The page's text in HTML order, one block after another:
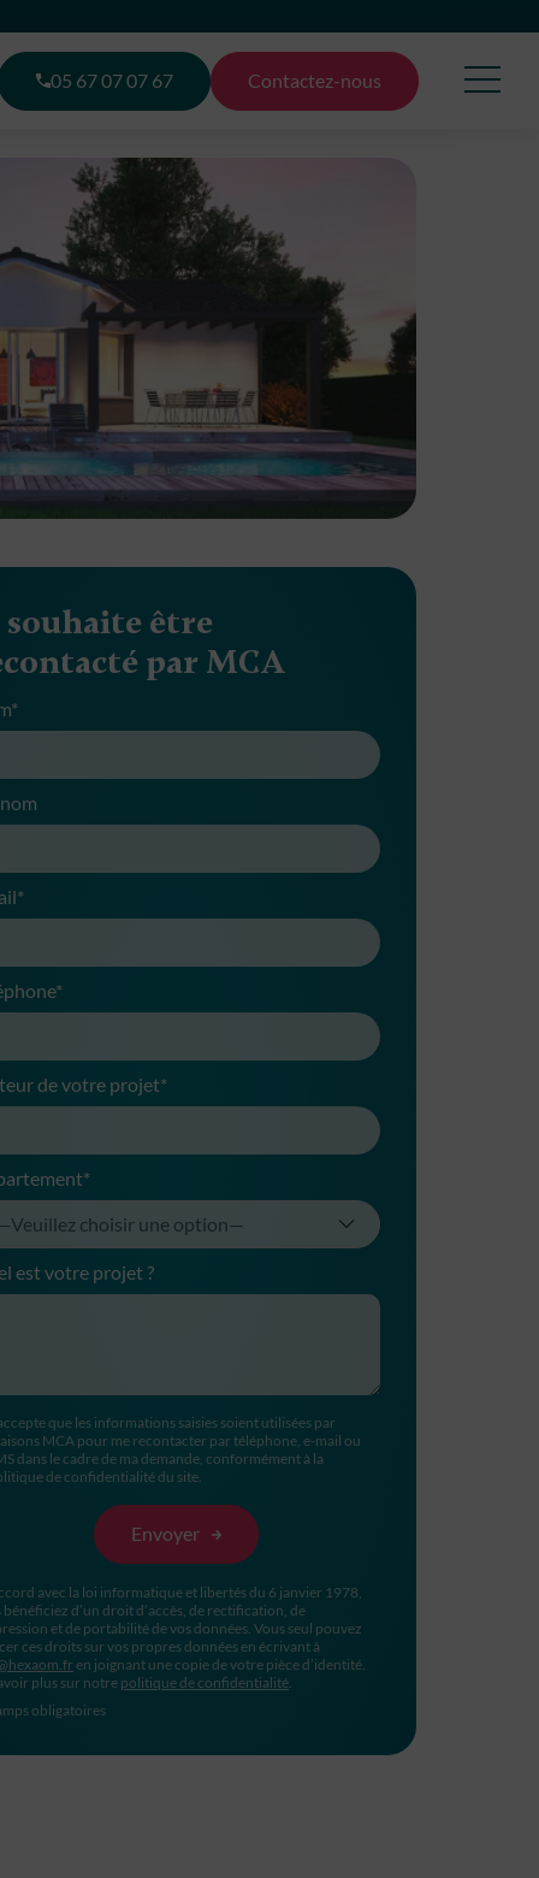
05 67 07 07 67 Contactez-nous
souhaite être
par MCA
de votre projet*
est votre projet ?
que les informations saisies soient utilisées par
MCA pour me recontacter par téléphone, e-mail ou
dans le cadre de ma demande, conformément à la
de confidentialité du site.
avec la loi informatique et libertés du 6 janvier 1978,
bénéficiez d’un droit d’accès, de rectification, de
et de portabilité de vos données. Vous seul pouvez
ces droits sur vos propres données en écrivant à
en joignant une copie de votre pièce d’identité.
plus sur notre politique de confidentialité
obligatoires